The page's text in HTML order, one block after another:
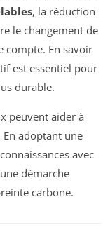
, la réduction
le changement de
compte. En savoir
est essentiel pour
durable.
peuvent aider à
adoptant une
avec
démarche
carbone.